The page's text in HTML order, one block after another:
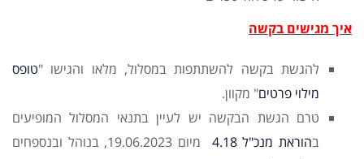
איך מגישים בקשה
להגשת בקשה להשתתפות במסלול, מלאו והגישו "טופס
מילוי פרטים" מקוון.
טרם הגשת הבקשה יש לעיין בתנאי המסלול המופיעים
בהוראת מנכ"ל 4.18
מיום 19.06.2023, בנוהל ובנספחים